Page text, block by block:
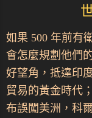
如果 500 年前有
會怎麼規劃他們
好望角，抵達印
貿易的黃金時代
布誤闖美洲，科